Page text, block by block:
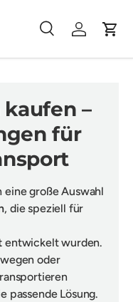
SucheEinloggen
–
für
große Auswahl
, die speziell für
entwickelt wurden.
oder
passende Lösung.